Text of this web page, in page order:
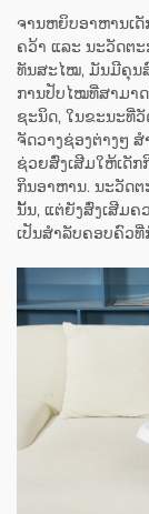
ຈານຫຍິບອາຫານເ
ຄວ້າ ແລະ ນະວັດຕ
ທັນສະໄໝ, ມັນມີຄຸນ
ການປັບໄໝທີ່ສາມາ
ຊະນິດ, ໃນຂະນະທີ່
ຈັດວາງຊ່ອງຕ່າງໆ
ຊ່ວຍສົ່ງເສີມໃຫ້ເດັກ
ກິນອາຫານ. ນະວັດຕ
ນັ້ນ, ແຕ່ຍັງສົ່ງເສີມຄ
ເປັນສໍາລັບຄອບຄົວທີ່